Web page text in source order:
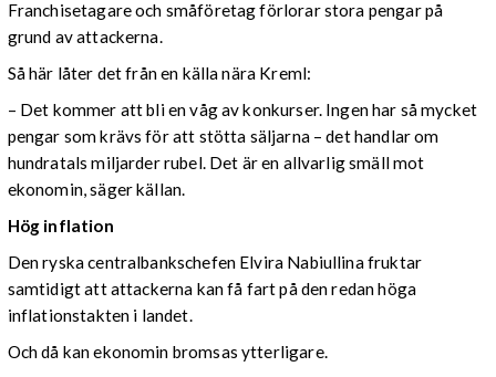
Franchisetagare och småföretag förlorar stora pengar på
grund av attackerna.
Så här låter det från en källa nära Kreml:
– Det kommer att bli en våg av konkurser. Ingen har så mycket
pengar som krävs för att stötta säljarna – det handlar om
hundratals miljarder rubel. Det är en allvarlig smäll mot
ekonomin, säger källan.
Hög inflation
Den ryska centralbankschefen Elvira Nabiullina fruktar
samtidigt att attackerna kan få fart på den redan höga
inflationstakten i landet.
Och då kan ekonomin bromsas ytterligare.